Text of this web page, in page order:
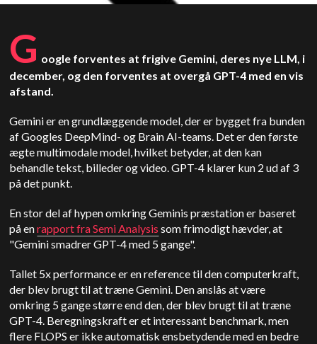
G oogle forventes at frigive Gemini, deres nye LLM, i
december, og den forventes at overgå GPT-4 med en vis
afstand.
Gemini er en grundlæggende model, der er bygget fra bunden
af Googles DeepMind- og Brain AI-teams. Det er den første
ægte multimodale model, hvilket betyder, at den kan
behandle tekst, billeder og video. GPT-4 klarer kun 2 ud af 3
på det punkt.
En stor del af hypen omkring Geminis præstation er baseret
på enrapport fra Semi Analysis som frimodigt hævder, at
"Gemini smadrer GPT-4 med 5 gange".
Tallet 5x performance er en reference til den computerkraft,
der blev brugt til at træne Gemini. Den anslås at være
omkring 5 gange større end den, der blev brugt til at træne
GPT-4. Beregningskraft er et interessant benchmark, men
flere FLOPS er ikke automatisk ensbetydende med en bedre